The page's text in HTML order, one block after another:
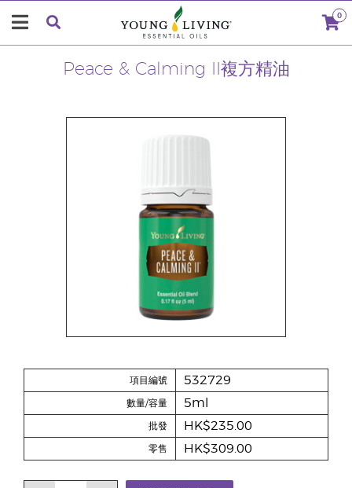
0
Peace & Calming II複方精油
項目編號 532729
數量/容量 5ml
批發 HK$235.00
零售 HK$309.00